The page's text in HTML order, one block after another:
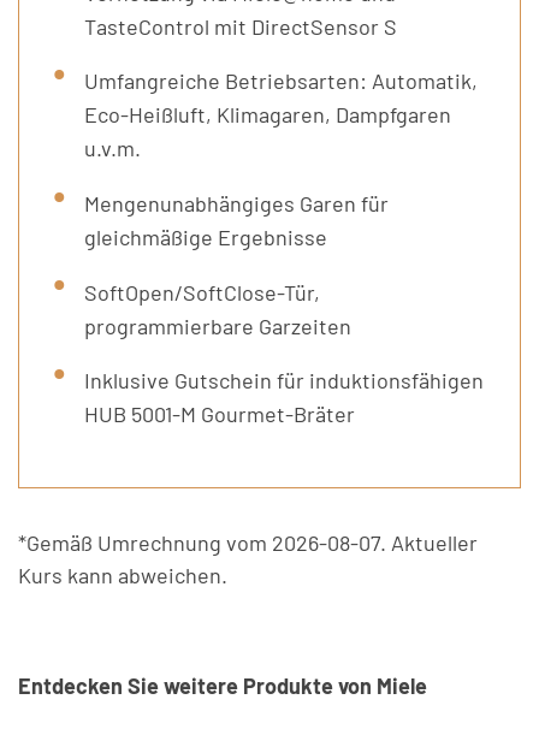
TasteControl mit DirectSensor S
Umfangreiche Betriebsarten: Automatik,
Eco-Heißluft, Klimagaren, Dampfgaren
u.v.m.
Mengenunabhängiges Garen für
gleichmäßige Ergebnisse
SoftOpen/SoftClose-Tür,
programmierbare Garzeiten
Inklusive Gutschein für induktionsfähigen
HUB 5001-M Gourmet-Bräter
*Gemäß Umrechnung vom 2026-08-07. Aktueller
Kurs kann abweichen.
Entdecken Sie weitere Produkte von Miele